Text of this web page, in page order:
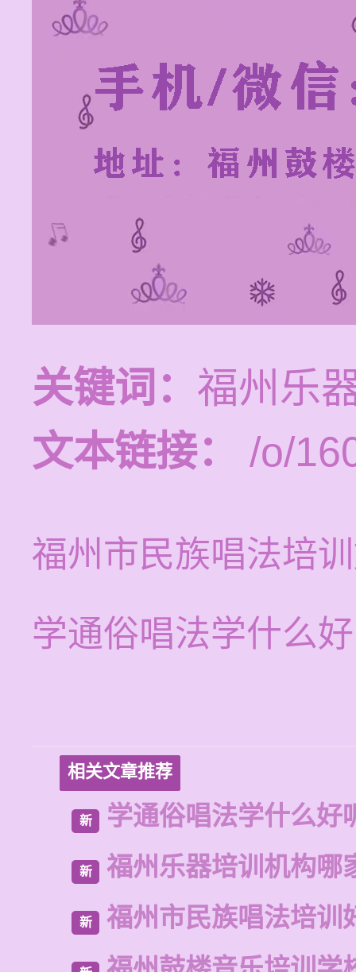
关键词： 福州乐
文本链接：
/o/
福州市民族唱法培
学通俗唱法学什么
相关文章推荐
新 学通俗唱法学什么好
新 福州乐器培训机构哪
新 福州市民族唱法培训